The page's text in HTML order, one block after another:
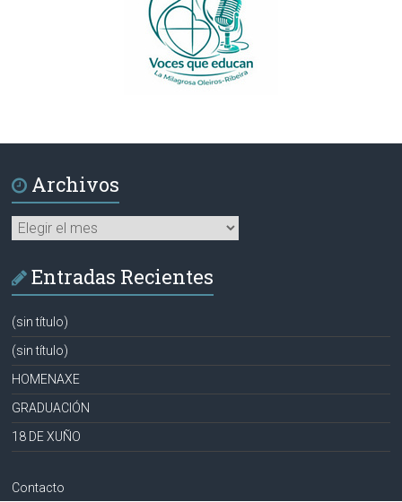
Archivos
Archivos
Entradas Recientes
(sin título)
(sin título)
HOMENAXE
GRADUACIÓN
18 DE XUÑO
Contacto